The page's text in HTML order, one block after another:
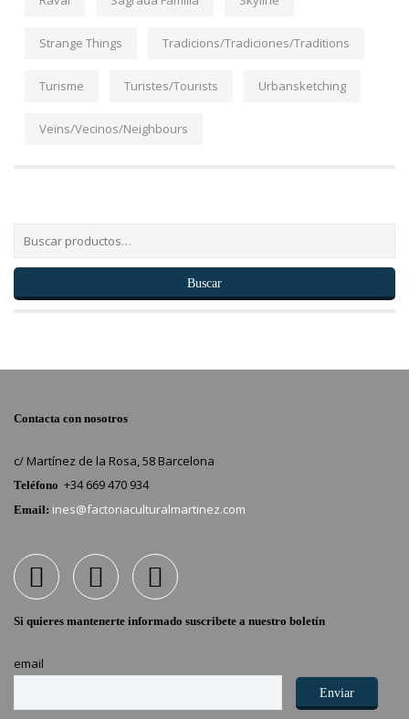
Strange Things Tradicions/Tradiciones/Traditions
Turisme Turistes/Tourists Urbansketching
Veïns/Vecinos/Neighbours
Buscar
Contacta con nosotros
c/ Martínez de la Rosa, 58 Barcelona
Teléfono +34 669 470 934
Email: ines@factoriaculturalmartinez.com
Si quieres mantenerte informado suscribete a nuestro boletín
email